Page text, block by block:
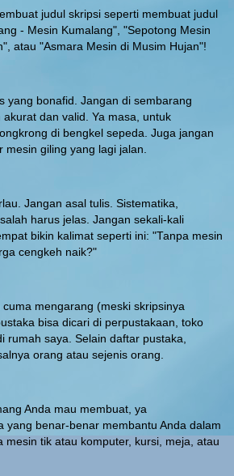
judul skripsi seperti membuat judul
- Mesin Kumalang", "Sepotong Mesin
atau "Asmara Mesin di Musim Hujan"!
yang bonafid. Jangan di sembarang
dan valid. Ya masa, untuk
di bengkel sepeda. Juga jangan
giling yang lagi jalan.
Jangan asal tulis. Sistematika,
harus jelas. Jangan sekali-kali
bikin kalimat seperti ini: "Tanpa mesin
cengkeh naik?"
mengarang (meski skripsinya
bisa dicari di perpustakaan, toko
rumah saya. Selain daftar pustaka,
orang atau sejenis orang.
Anda mau membuat, ya
yang benar-benar membantu Anda dalam
mesin tik atau komputer, kursi, meja, atau